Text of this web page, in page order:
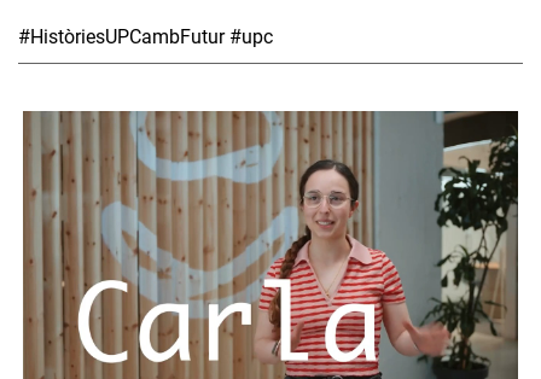
#HistòriesUPCambFutur #upc